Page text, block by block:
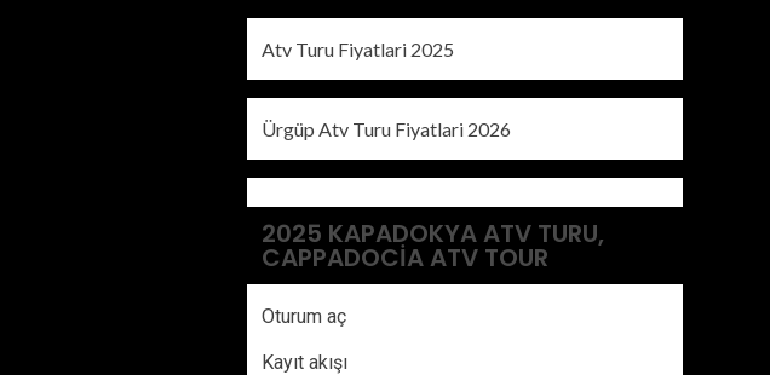
Atv Turu Fiyatlari 2025
Ürgüp Atv Turu Fiyatlari 2026
2025 KAPADOKYA ATV TURU,
CAPPADOCIA ATV TOUR
Oturum aç
Kayıt akışı